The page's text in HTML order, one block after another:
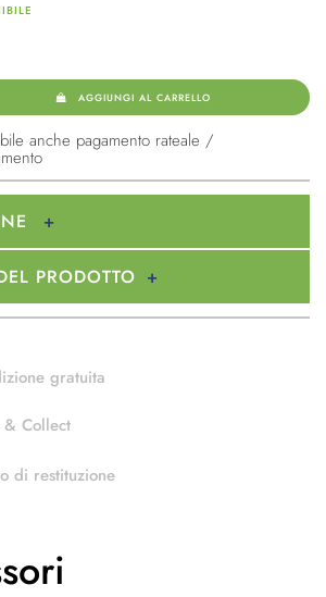
AGGIUNGI AL CARRELLO
anche pagamento rateale /
PRODOTTO
gratuita
Collect
di restituzione